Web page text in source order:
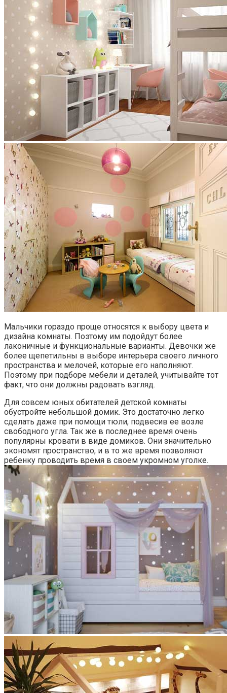
Мальчики гораздо проще относятся к выбору цвета и
дизайна комнаты. Поэтому им подойдут более
лаконичные и функциональные варианты. Девочки же
более щепетильны в выборе интерьера своего личного
пространства и мелочей, которые его наполняют.
Поэтому при подборе мебели и деталей, учитывайте тот
факт, что они должны радовать взгляд.
Для совсем юных обитателей детской комнаты
обустройте небольшой домик. Это достаточно легко
сделать даже при помощи тюли, подвесив ее возле
свободного угла. Так же в последнее время очень
популярны кровати в виде домиков. Они значительно
экономят пространство, и в то же время позволяют
ребенку проводить время в своем укромном уголке.